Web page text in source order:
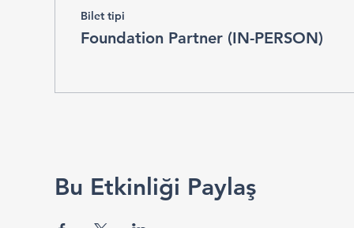
Bilet tipi
Foundation Partner (IN-PERSON)
Bu Etkinliği Paylaş